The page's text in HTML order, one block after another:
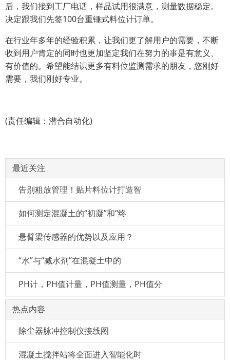
后，我们接到工厂电话，样品试用很满意，测量数据稳定。
决定跟我们先签100台重锤式料位计订单。
在行业年多年的经验积累，让我们更了解用户的需要，不断
收到用户肯定的同时也更加坚定我们在努力的事是有意义、
有价值的。希望能结识更多有料位监测需求的朋友，您刚好
需要，我们刚好专业。
(责任编辑：潜合自动化)
最近关注
告别粗放管理！贴片料位计打造智
如何测定混凝土的“初凝”和“终
悬臂梁传感器的优势以及应用？
“水”与“减水剂”在混凝土中的
PH计，PH值计量，PH值测量，PH值分
热点内容
除尘器脉冲控制仪接线图
混凝土搅拌站将全面进入智能化时